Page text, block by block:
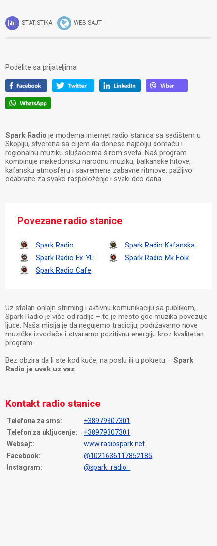
STATISTIKA WEB SAJT
Podelite sa prijateljima:
Spark Radio je moderna internet radio stanica sa sedištem u
Skoplju, stvorena sa ciljem da donese najbolju domaću i
regionalnu muziku slušaocima širom sveta. Naš program
kombinuje makedonsku narodnu muziku, balkanske hitove,
kafansku atmosferu i savremene zabavne ritmove, pažljivo
odabrane za svako raspoloženje i svaki deo dana.
Povezane radio stanice
Spark Radio
Spark Radio Kafanska
Spark Radio Ex-YU
Spark Radio Mk Folk
Spark Radio Cafe
Uz stalan onlajn striming i aktivnu komunikaciju sa publikom,
Spark Radio je više od radija – to je mesto gde muzika povezuje
ljude. Naša misija je da negujemo tradiciju, podržavamo nove
muzičke izvođače i stvaramo pozitivnu energiju kroz kvalitetan
program.
Bez obzira da li ste kod kuće, na poslu ili u pokretu –Spark
Radio je uvek uz vas.
Kontakt radio stanice
Telefona za sms:
+38979307301
Telefon za ukljucenje:
+38979307301
Websajt:
www.radiospark.net
Facebook:
@1021636117852185
Instagram:
@spark_radio_